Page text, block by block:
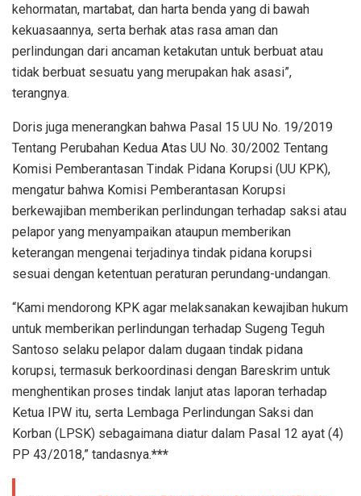
kehormatan, martabat, dan harta benda yang di bawah
kekuasaannya, serta berhak atas rasa aman dan
perlindungan dari ancaman ketakutan untuk berbuat atau
tidak berbuat sesuatu yang merupakan hak asasi”,
terangnya.
Doris juga menerangkan bahwa Pasal 15 UU No. 19/2019
Tentang Perubahan Kedua Atas UU No. 30/2002 Tentang
Komisi Pemberantasan Tindak Pidana Korupsi (UU KPK),
mengatur bahwa Komisi Pemberantasan Korupsi
berkewajiban memberikan perlindungan terhadap saksi atau
pelapor yang menyampaikan ataupun memberikan
keterangan mengenai terjadinya tindak pidana korupsi
sesuai dengan ketentuan peraturan perundang-undangan.
“Kami mendorong KPK agar melaksanakan kewajiban hukum
untuk memberikan perlindungan terhadap Sugeng Teguh
Santoso selaku pelapor dalam dugaan tindak pidana
korupsi, termasuk berkoordinasi dengan Bareskrim untuk
menghentikan proses tindak lanjut atas laporan terhadap
Ketua IPW itu, serta Lembaga Perlindungan Saksi dan
Korban (LPSK) sebagaimana diatur dalam Pasal 12 ayat (4)
PP 43/2018,” tandasnya.***